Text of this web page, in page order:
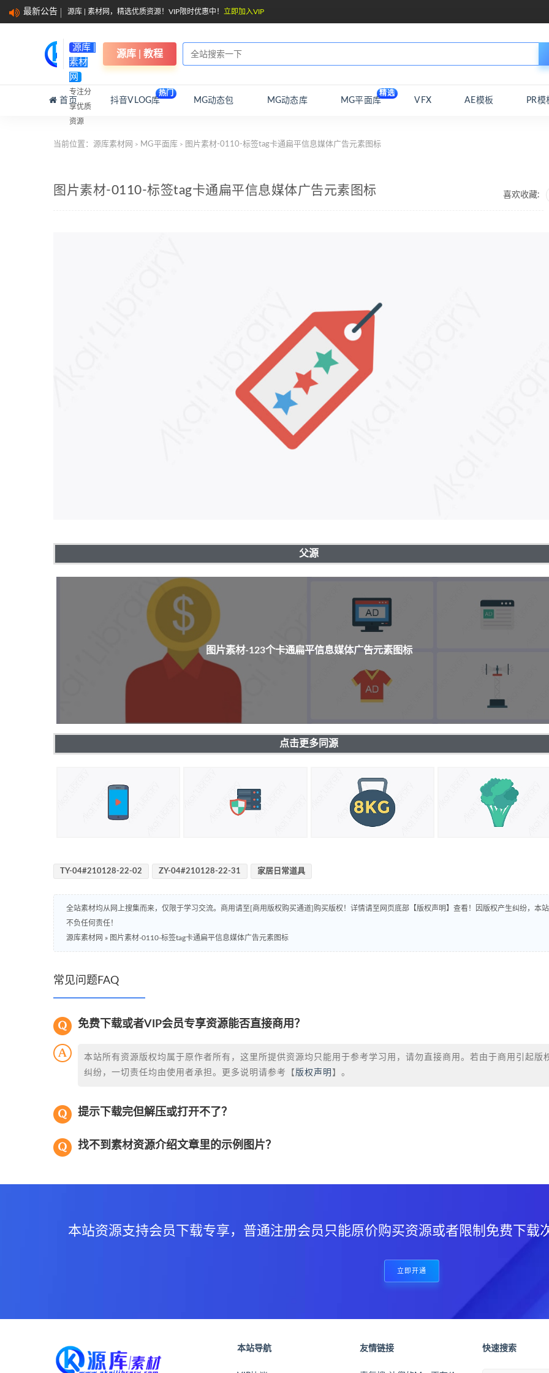
最新公告 源库 | 素材网，精选优质资源！VIP限时优惠中！ 立即加入VIP
源库 |
素材
网
专注分
享优质
资源
源库 | 教程
首页 抖音VLOG库
热门
MG动态包 MG动态库 MG平面库
精选
VFX AE模板 PR模
当前位置： 源库素材网 > MG平面库 > 图片素材-0110-标签tag卡通扁平信息媒体广告元素图标
喜欢收藏:
图片素材-0110-标签tag卡通扁平信息媒体广告元素图标
父源
图片素材-123个卡通扁平信息媒体广告元素图标
点击更多同源
TY-04#210128-22-02 ZY-04#210128-22-31 家居日常道具
全站素材均从网上搜集而来，仅限于学习交流。商用请至[商用版权购买通道]购买版权！详情请至网页底部【版权声明】查看！因版权产生纠纷，本站
不负任何责任！
源库素材网 » 图片素材-0110-标签tag卡通扁平信息媒体广告元素图标
常见问题FAQ
免费下载或者VIP会员专享资源能否直接商用？
本站所有资源版权均属于原作者所有，这里所提供资源均只能用于参考学习用，请勿直接商用。若由于商用引起版
纠纷，一切责任均由使用者承担。更多说明请参考【 版权声明 】。
提示下载完但解压或打开不了？
找不到素材资源介绍文章里的示例图片？
本站资源支持会员下载专享，普通注册会员只能原价购买资源或者限制免费下载
立即开通
本站导航 友情链接 快速搜索